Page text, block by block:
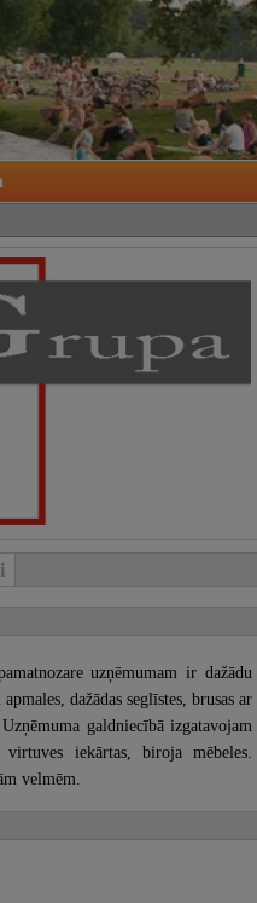
uzņēmumam ir dažādu
dažādas seglīstes, brusas ar
galdniecībā izgatavojam
iekārtas, biroja mēbeles.
velmēm.